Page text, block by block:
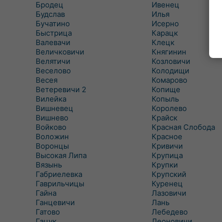
Бродец
Будслав
Бучатино
Быстрица
Валевачи
Величковичи
Велятичи
Веселово
Весея
Ветеревичи 2
Вилейка
Вишневец
Вишнево
Войково
Воложин
Воронцы
Высокая Липа
Вязынь
Габриелевка
Гаврильчицы
Гайна
Ганцевичи
Гатово
Ивенец
Илья
Исерно
Карацк
Клецк
Княгинин
Козловичи
Колодищи
Комарово
Копище
Копыль
Королево
Крайск
Красная Слобода
Красное
Кривичи
Крупица
Крупки
Крупский
Куренец
Лазовичи
Лань
Лебедево